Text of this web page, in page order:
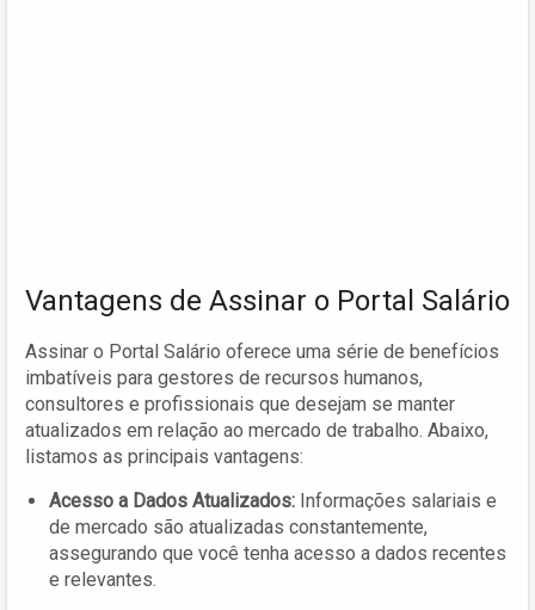
Vantagens de Assinar o Portal Salário
Assinar o Portal Salário oferece uma série de benefícios
imbatíveis para gestores de recursos humanos,
consultores e profissionais que desejam se manter
atualizados em relação ao mercado de trabalho. Abaixo,
listamos as principais vantagens:
Acesso a Dados Atualizados: Informações salariais e
de mercado são atualizadas constantemente,
assegurando que você tenha acesso a dados recentes
e relevantes.